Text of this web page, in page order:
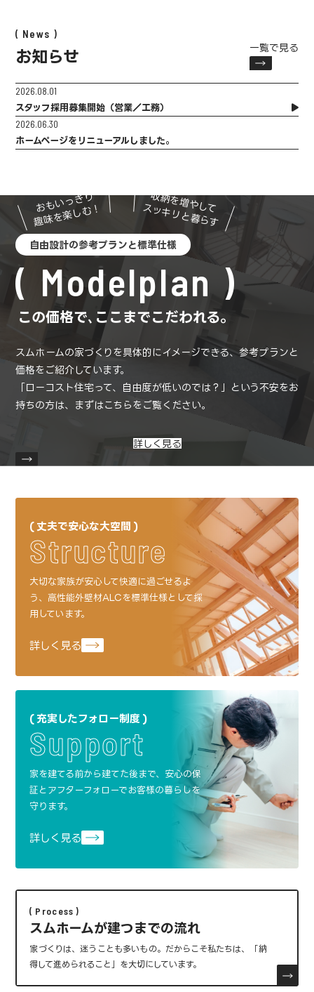
News
お知らせ
一覧で見る
2026.08.01
スタッフ採用募集開始（営業／工務）
2026.06.30
ホームページをリニューアルしました。
自由設計の参考プランと標準仕様
Modelplan
おもいっきり
趣味を楽しむ！
収納を増やして
スッキリと暮らす
この価格で､ここまでこだわれる。
スムホームの家づくりを具体的にイメージできる、参考プランと
価格をご紹介しています。
「ローコスト住宅って、自由度が低いのでは？」という不安をお
持ちの方は、
まずはこちらをご覧ください。
詳しく見る
丈夫で安心な大空間
Structure
大切な家族が安心して快適に過ごせるよ
う、高性能外壁材ALCを標準仕様として採
用しています。
詳しく見る
充実したフォロー制度
Support
家を建てる前から建てた後まで、安心の保
証と アフターフォローでお客様の暮らしを
守ります。
詳しく見る
Process
スムホームが建つまでの流れ
家づくりは、迷うことも多いもの。 だからこそ私たちは、「納
得して進められること」を大切にしています。